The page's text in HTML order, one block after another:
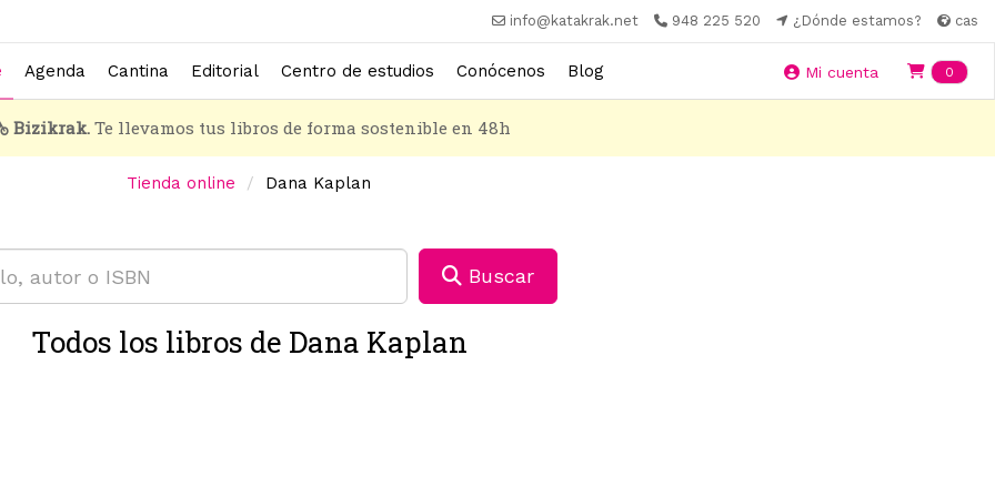
info@katakrak.net 948 225 520 ¿Dónde estamos? cas
Agenda Cantina Editorial Centro de estudios Conócenos Blog Mi cuenta 0
Bizikrak.Te llevamos tus libros de forma sostenible en 48h
Tienda online Dana Kaplan
Buscar
Todos los libros de Dana Kaplan